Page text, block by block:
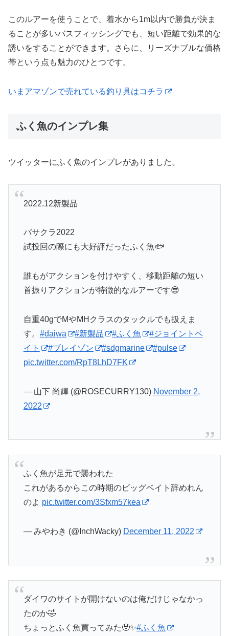
このルアーを使うことで、着水から1m以内で勝負が決ま
ることが多いバスフィッシングでも、短い距離で効果的な
誘いをすることができます。さらに、リーズナブルな価格
帯という点も魅力のひとつです。
いまアマゾンで売れている釣り具はコチラ
ふく魚のインプレ集
ツイッターにふく魚のインプレがありました。
2022.12新製品
バサクラ2022
試投回の際にも大好評だったふく魚🐟
誰もがアクションを付けやすく、移動距離の短い
首振りアクションが特徴的なルアーです😎
自重40gでMやMHクラスのタックルでも扱えま
す。 #daiwa #新製品 #ふく魚
#ジョイントベ
イト
#ブレイゾン #sdgmarine
#pulse
pic.twitter.com/RpT8LhD7FK
— 山下 尚輝 (@ROSECURRY130) November 2,
2022
ふく魚が足元で襲われた
これがあるからこの時期のビッグベイト辞めれん
のよ pic.twitter.com/3Sfxm57kea
— みやわき (@InchWacky) December 11, 2022
ダイワのサイトが開けないのは俺だけじゃなかっ
たのか🤣
ちょっとふく魚買ってみた🥹✨#ふく魚